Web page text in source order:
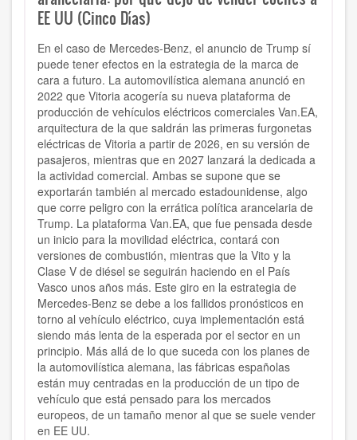
EE UU (Cinco Días)
En el caso de Mercedes-Benz, el anuncio de Trump sí
puede tener efectos en la estrategia de la marca de
cara a futuro. La automovilística alemana anunció en
2022 que Vitoria acogería su nueva plataforma de
producción de vehículos eléctricos comerciales Van.EA,
arquitectura de la que saldrán las primeras furgonetas
eléctricas de Vitoria a partir de 2026, en su versión de
pasajeros, mientras que en 2027 lanzará la dedicada a
la actividad comercial. Ambas se supone que se
exportarán también al mercado estadounidense, algo
que corre peligro con la errática política arancelaria de
Trump. La plataforma Van.EA, que fue pensada desde
un inicio para la movilidad eléctrica, contará con
versiones de combustión, mientras que la Vito y la
Clase V de diésel se seguirán haciendo en el País
Vasco unos años más. Este giro en la estrategia de
Mercedes-Benz se debe a los fallidos pronósticos en
torno al vehículo eléctrico, cuya implementación está
siendo más lenta de la esperada por el sector en un
principio. Más allá de lo que suceda con los planes de
la automovilística alemana, las fábricas españolas
están muy centradas en la producción de un tipo de
vehículo que está pensado para los mercados
europeos, de un tamaño menor al que se suele vender
en EE UU.